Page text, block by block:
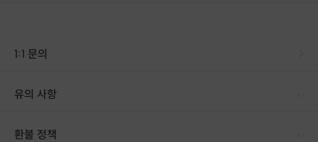
1:1 문의
유의 사항
환불 정책